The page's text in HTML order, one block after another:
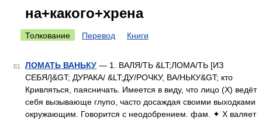
на+какого+хрена
Толкование Перевод Книги
81 ЛОМАТЬ ВАНЬКУ — 1. ВАЛЯ/ТЬ &LT;ЛОМА/ТЬ [ИЗ
СЕБЯ/]&GT; ДУРАКА/ &LT;ДУ/РОЧКУ, ВА/НЬКУ&GT; кто
Кривляться, паясничать. Имеется в виду, что лицо (Х) ведёт
себя вызывающе глупо, часто досаждая своими выходками
окружающим. Говорится с неодобрением. фам. ✦ Х валяет